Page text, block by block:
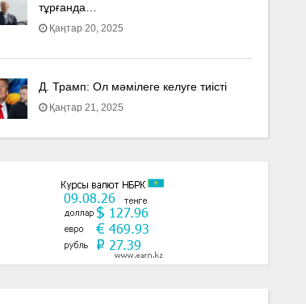
тұрғанда…
Қаңтар 20, 2025
Д. Трамп: Ол мәмілеге келуге тиісті
Қаңтар 21, 2025